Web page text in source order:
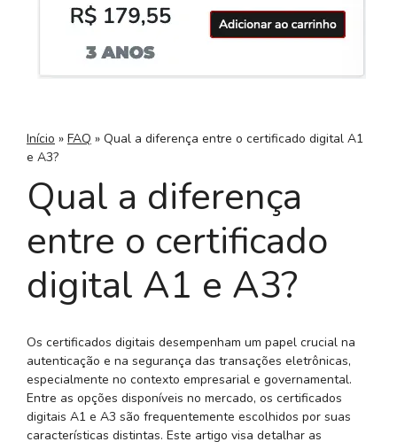
Início » FAQ » Qual a diferença entre o certificado digital A1
e A3?
Qual a diferença
entre o certificado
digital A1 e A3?
Os certificados digitais desempenham um papel crucial na
autenticação e na segurança das transações eletrônicas,
especialmente no contexto empresarial e governamental.
Entre as opções disponíveis no mercado, os certificados
digitais A1 e A3 são frequentemente escolhidos por suas
características distintas. Este artigo visa detalhar as